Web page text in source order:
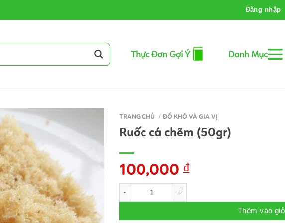
Đăng nhập
Thực Đơn Gợi Ý Danh Mục
TRANG CHỦ / ĐỒ KHÔ VÀ GIA VỊ
Ruốc cá chẽm (50gr)
100,000 ₫
Thêm vào giỏ